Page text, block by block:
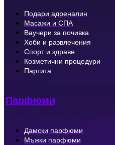
Подари адреналин
Масажи и СПА
Ваучери за почивка
Хоби и развлечения
Спорт и здраве
Козметични процедури
Партита
Парфюми
Дамски парфюми
Мъжки парфюми